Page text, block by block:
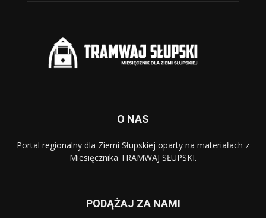
O NAS
Portal regionalny dla Ziemi Słupskiej oparty na materiałach z
Miesięcznika TRAMWAJ SŁUPSKI.
PODĄŻAJ ZA NAMI